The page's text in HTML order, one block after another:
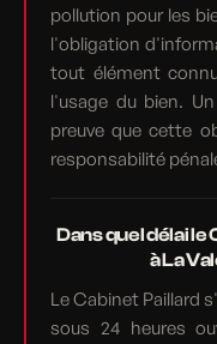
pollution pour les
l'obligation
tout élément
l'usage du bien.
preuve que cette
responsabilité
Dans quel délai
à La
Le Cabinet Paillard
sous 24 heures